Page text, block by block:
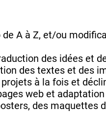
de A à Z, et/ou
des idées et
des textes et des
à la fois et
web et
des maquettes